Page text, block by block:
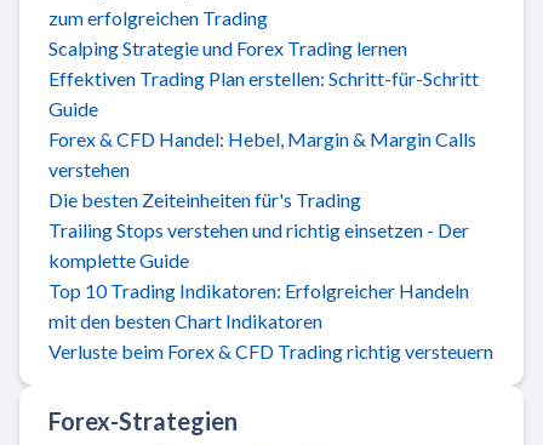
zum erfolgreichen Trading
Scalping Strategie und Forex Trading lernen
Effektiven Trading Plan erstellen: Schritt-für-Schritt
Guide
Forex & CFD Handel: Hebel, Margin & Margin Calls
verstehen
Die besten Zeiteinheiten für's Trading
Trailing Stops verstehen und richtig einsetzen - Der
komplette Guide
Top 10 Trading Indikatoren: Erfolgreicher Handeln
mit den besten Chart Indikatoren
Verluste beim Forex & CFD Trading richtig versteuern
Forex-Strategien